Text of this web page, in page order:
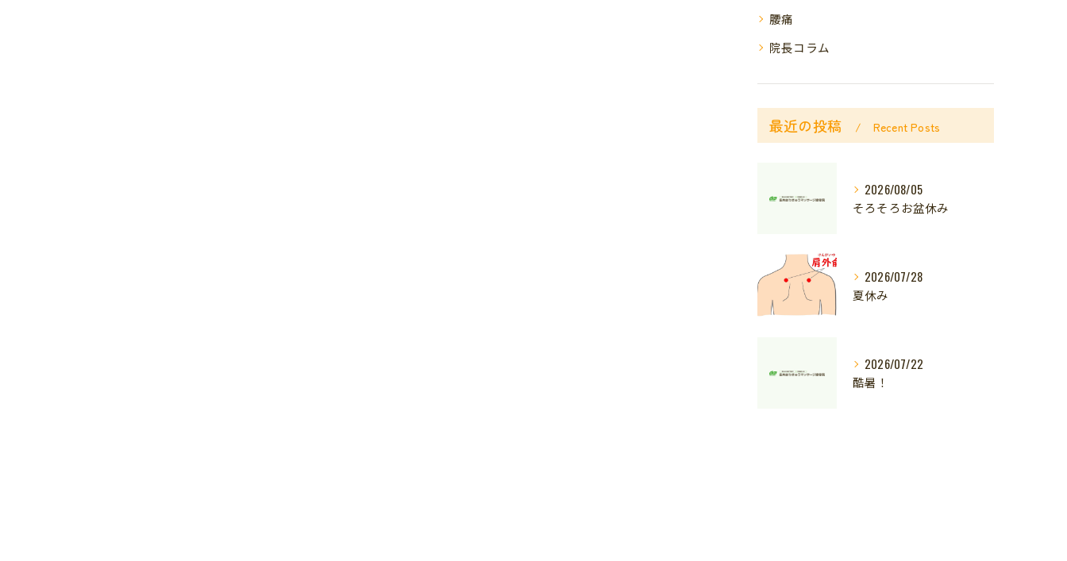
腰痛
院長コラム
最近の投稿 Recent Posts
2026/08/05
そろそろお盆休み
2026/07/28
夏休み
2026/07/22
酷暑！